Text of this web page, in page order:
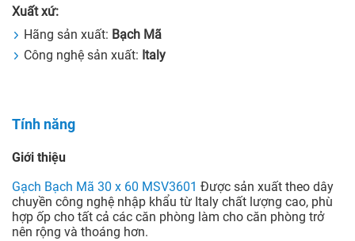
Xuất xứ:
Hãng sản xuất: Bạch Mã
Công nghệ sản xuất: Italy
Tính năng
Giới thiệu
Gạch Bạch Mã 30 x 60 MSV3601 Được sản xuất theo dây
chuyền công nghệ nhập khẩu từ Italy chất lượng cao, phù
hợp ốp cho tất cả các căn phòng làm cho căn phòng trở
nên rộng và thoáng hơn.